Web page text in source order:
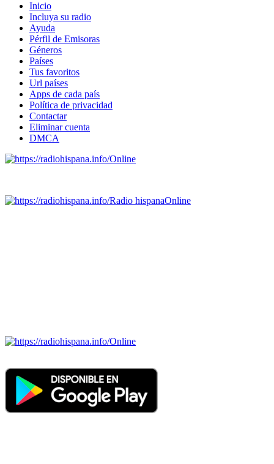
Inicio
Incluya su radio
Ayuda
Pérfil de Emisoras
Géneros
Países
Tus favoritos
Url países
Apps de cada país
Política de privacidad
Contactar
Eliminar cuenta
DMCA
Online
Radio hispanaOnline
Online